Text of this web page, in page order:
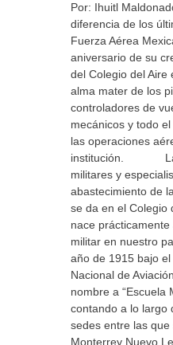
Por: Ihuitl
diferencia de los
Fuerza Aérea
aniversario de su
del Colegio del Aire
alma mater de los
controladores de
mecánicos y todo
las operaciones
institución. La
militares y
abastecimiento de
se da en el Colegio
nace
militar en nuestro
año de 1915 bajo
Nacional de
nombre a “Escuela
contando a lo largo
sedes entre las
Monterrey Nuevo